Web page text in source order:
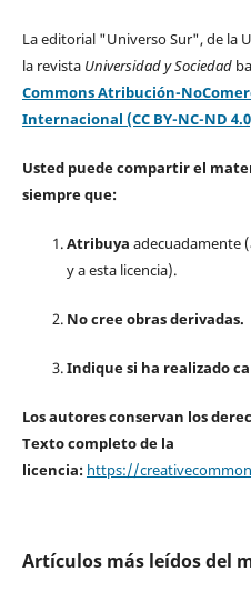
La editorial "Universo Sur", de la
la revista Universidad y Sociedad
Commons Atribución-
Internacional (CC BY-NC-ND
Usted puede compartir el
siempre que:
Atribuya adecuadamente
y a esta licencia).
No cree obras derivadas.
Indique si ha realizado
Los autores conservan los
Texto completo de la
licencia: https://
Artículos más leídos del